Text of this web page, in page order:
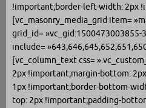
!important;border-left-width: 2px
[vc_masonry_media_grid item=
grid_id= »vc_gid:1500473003855-
include=
[vc_column_text css=
2px !important;margin-bottom:
1px !important;border-bottom-
top: 2px !important;padding-